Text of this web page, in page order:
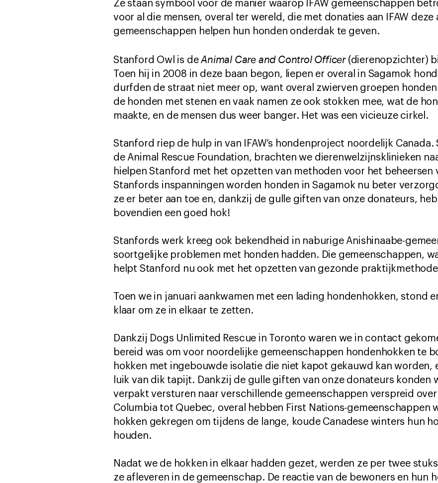
Ze staan symbool voor de manier waarop IFAW gemeenschappen
voor al die mensen, overal ter wereld, die met donaties aan IFAW deze
gemeenschappen helpen hun honden onderdak te geven.
Stanford Owl is deAnimal Care and Control Officer(dierenopzichter)
Toen hij in 2008 in deze baan begon, liepen er overal in Sagamok
durfden de straat niet meer op, want overal zwierven groepen
de honden met stenen en vaak namen ze ook stokken mee, wat de
maakte, en de mensen dus weer banger. Het was een vicieuze cirkel.
Stanford riep de hulp in van IFAW’s hondenproject noordelijk Canada.
de Animal Rescue Foundation, brachten we dierenwelzijnsklinieken
hielpen Stanford met het opzetten van methoden voor het beheersen
Stanfords inspanningen worden honden in Sagamok nu beter
ze er beter aan toe en, dankzij de gulle giften van onze donateurs,
bovendien een goed hok!
Stanfords werk kreeg ook bekendheid in naburige Anishinaabe-
soortgelijke problemen met honden hadden. Die gemeenschappen,
helpt Stanford nu ook met het opzetten van gezonde
Toen we in januari aankwamen met een lading hondenhokken, stond
klaar om ze in elkaar te zetten.
Dankzij Dogs Unlimited Rescue in Toronto waren we in contact
bereid was om voor noordelijke gemeenschappen hondenhokken te
hokken met ingebouwde isolatie die niet kapot gekauwd kan worden,
luik van dik tapijt. Dankzij de gulle giften van onze donateurs konden
verpakt versturen naar verschillende gemeenschappen verspreid over
Columbia tot Quebec, overal hebben First Nations-gemeenschappen
hokken gekregen om tijdens de lange, koude Canadese winters hun
houden.
Nadat we de hokken in elkaar hadden gezet, werden ze per twee
ze afleveren in de gemeenschap. De reactie van de bewoners en hun